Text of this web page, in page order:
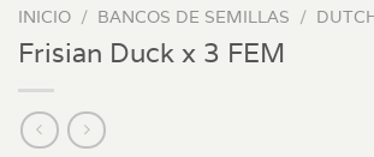
INICIO / BANCOS DE SEMILLAS /
Frisian Duck x 3 FEM